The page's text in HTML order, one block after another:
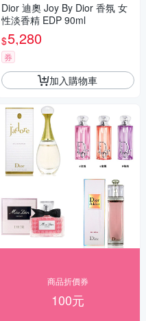
Dior 迪奧 Joy By Dior 香氛 女
性淡香精 EDP 90ml
$5,280
券
加入購物車
商品折價券
100元